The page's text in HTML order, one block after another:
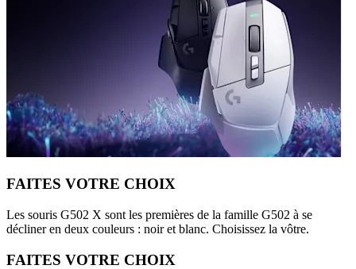
FAITES VOTRE CHOIX
Les souris G502 X sont les premières de la famille G502 à se
décliner en deux couleurs : noir et blanc. Choisissez la vôtre.
FAITES VOTRE CHOIX